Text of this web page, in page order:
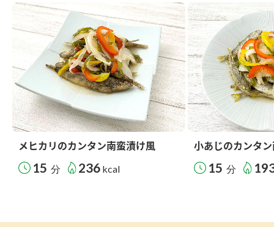
メヒカリのカンタン南蛮漬け風
15 分 236 kcal
小あじのカンタ
15 分